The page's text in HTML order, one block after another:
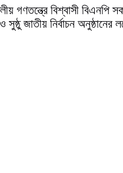
গণতন্ত্রে বিশ্বাসী
জাতীয় নির্বাচন